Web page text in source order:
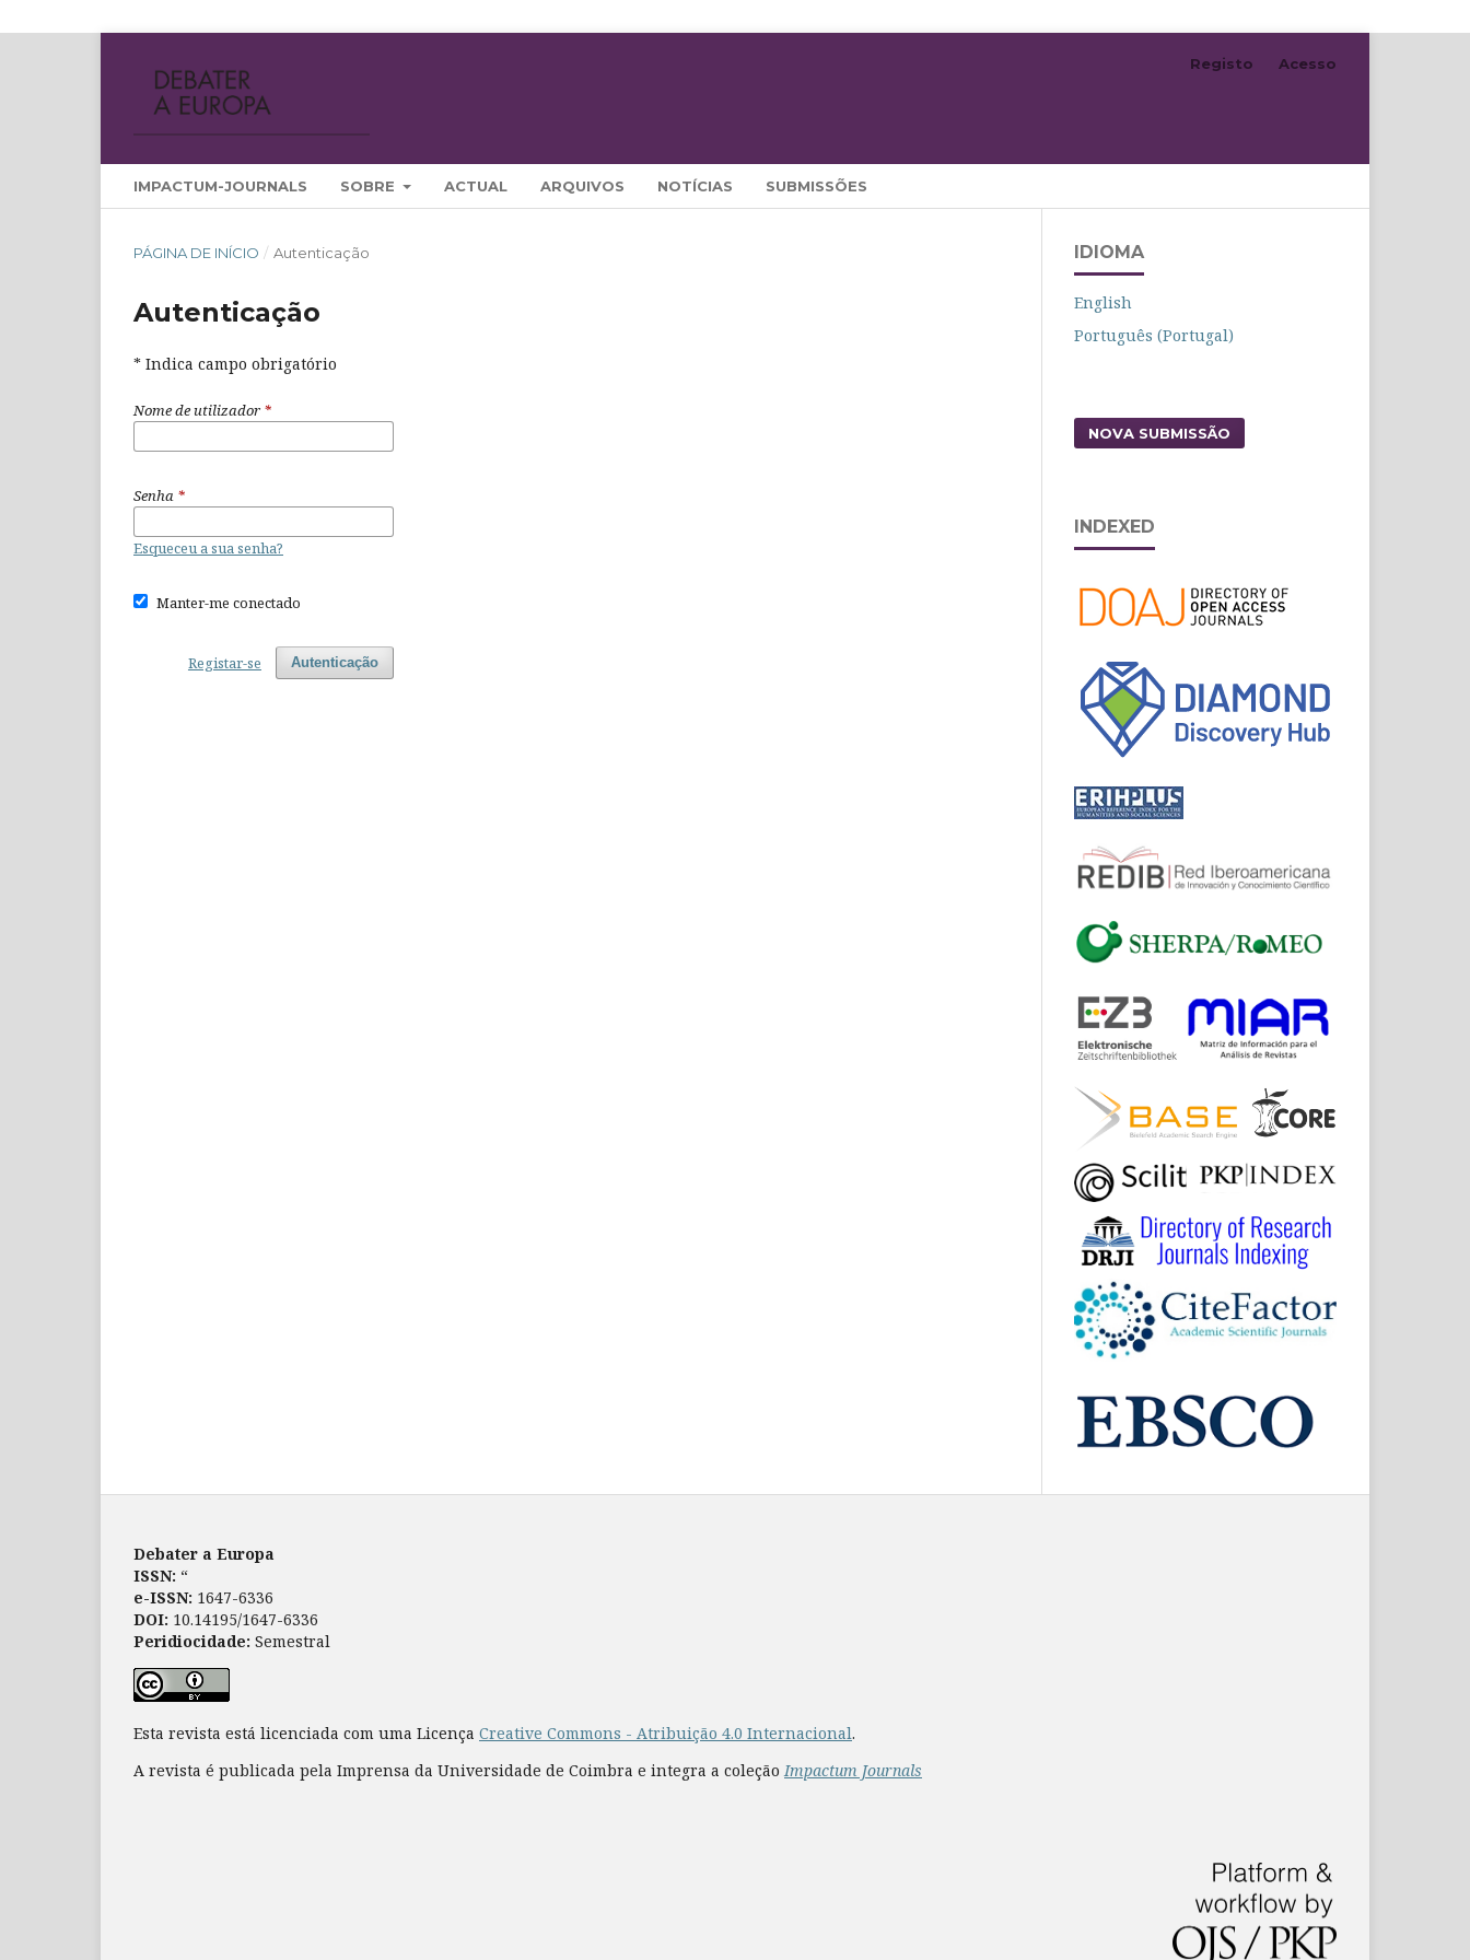
IMPACTUM-JOURNALS SOBRE ACTUAL ARQUIVOS NOTÍCIAS SUBMISSÕES
Registo Acesso
PÁGINA DE INÍCIO / Autenticação
Autenticação
* Indica campo obrigatório
Nome de utilizador *
Senha *
Esqueceu a sua senha?
Manter-me conectado
Autenticação
Registar-se
IDIOMA
English
Português (Portugal)
NOVA SUBMISSÃO
INDEXED
Debater a Europa
ISSN: “
e-ISSN: 1647-6336
DOI: 10.14195/1647-6336
Peridiocidade: Semestral
Esta revista está licenciada com uma Licença Creative Commons - Atribuição 4.0 Internacional.
A revista é publicada pela Imprensa da Universidade de Coimbra e integra a coleçãoImpactum Journals